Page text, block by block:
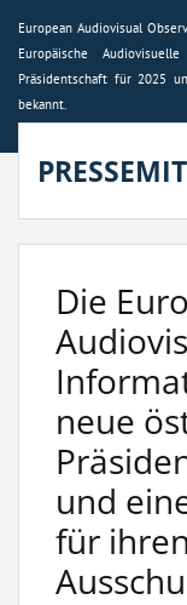
European Audiovisual
Europäische
Präsidentschaft für 2025
bekannt.
Die
neue
und
für